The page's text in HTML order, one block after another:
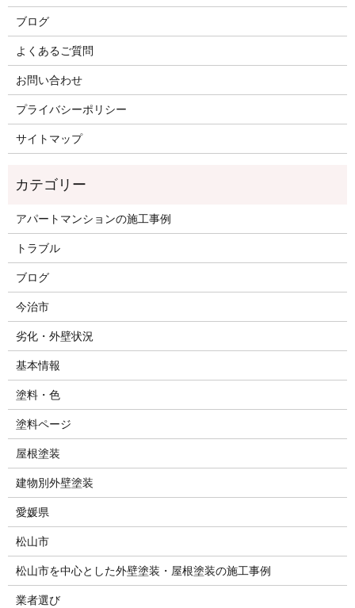
ブログ
よくあるご質問
お問い合わせ
プライバシーポリシー
サイトマップ
アパートマンションの施工事例
トラブル
ブログ
今治市
劣化・外壁状況
基本情報
塗料・色
塗料ページ
屋根塗装
建物別外壁塗装
愛媛県
松山市
松山市を中心とした外壁塗装・屋根塗装の施工事例
業者選び